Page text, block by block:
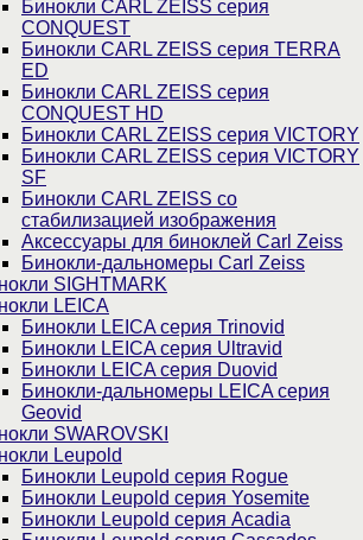
Бинокли CARL ZEISS серия
CONQUEST
Бинокли CARL ZEISS серия TERRA
ED
Бинокли CARL ZEISS серия
CONQUEST HD
Бинокли CARL ZEISS серия VICTORY
Бинокли CARL ZEISS серия VICTORY
SF
Бинокли CARL ZEISS со
стабилизацией изображения
Аксессуары для биноклей Carl Zeiss
Бинокли-дальномеры Carl Zeiss
SIGHTMARK
LEICA
Бинокли LEICA серия Trinovid
Бинокли LEICA серия Ultravid
Бинокли LEICA серия Duovid
Бинокли-дальномеры LEICA серия
Geovid
SWAROVSKI
Leupold
Бинокли Leupold серия Rogue
Бинокли Leupold серия Yosemite
Бинокли Leupold серия Acadia